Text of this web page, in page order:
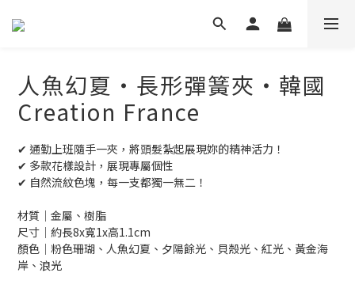
人魚幻夏‧長形彈簧夾‧韓國
Creation France
✔ 通勤上班隨手一夾，將頭髮紮起展現妳的精神活力！
✔ 多款花樣設計，展現專屬個性
✔ 自然流紋色塊，每一支都獨一無二！
材質│金屬、樹脂
尺寸│約長8x寬1x高1.1cm
顏色│粉色珊瑚、人魚幻夏、夕陽餘光、貝殼光、紅光、黃金海
岸、浪光